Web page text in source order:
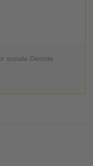
soziale Dienste